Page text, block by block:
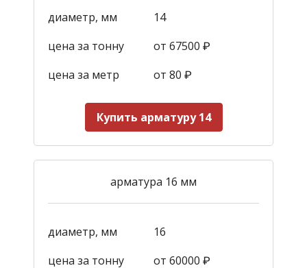
диаметр, мм
14
цена за тонну
от 67500 ₽
цена за метр
от 80 ₽
Купить арматуру 14
арматура 16 мм
диаметр, мм
16
цена за тонну
от 60000 ₽